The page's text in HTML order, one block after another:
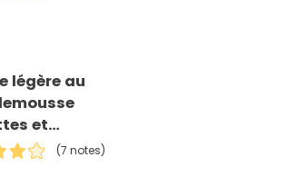
légère au
et
de riz
(7 notes)